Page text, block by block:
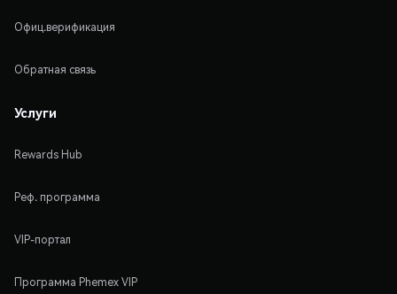
Офиц.верификация
Обратная связь
Услуги
Rewards Hub
Реф. программа
VIP-портал
Программа Phemex VIP